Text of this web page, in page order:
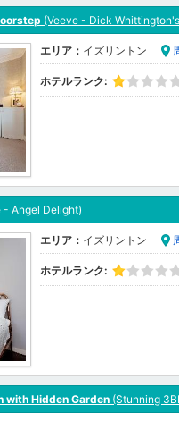
(Veeve - Dick
エリア： イズリントン
ホテルランク:
- Angel Delight)
エリア： イズリントン
ホテルランク:
with Hidden Garden (Stunning